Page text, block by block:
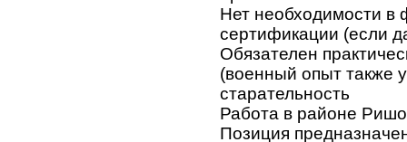
Нет необходимости
сертификации (если
Обязателен
(военный опыт также
старательность
Работа в районе
Позиция